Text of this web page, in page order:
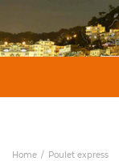
for:
Home Poulet express